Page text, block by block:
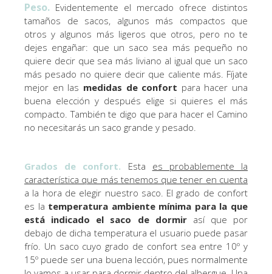
Peso. Evidentemente el mercado ofrece distintos
tamaños de sacos, algunos más compactos que
otros y algunos más ligeros que otros, pero no te
dejes engañar: que un saco sea más pequeño no
quiere decir que sea más liviano al igual que un saco
más pesado no quiere decir que caliente más. Fíjate
mejor en las medidas de confort para hacer una
buena elección y después elige si quieres el más
compacto. También te digo que para hacer el Camino
no necesitarás un saco grande y pesado.
Grados de confort. Esta es probablemente la
característica que más tenemos que tener en cuenta
a la hora de elegir nuestro saco. El grado de confort
es la temperatura ambiente mínima para la que
está indicado el saco de dormirasí que por
debajo de dicha temperatura el usuario puede pasar
frío. Un saco cuyo grado de confort sea entre 10º y
15º puede ser una buena lección, pues normalmente